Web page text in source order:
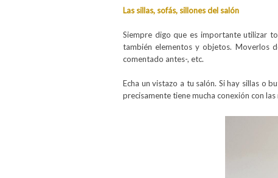
Las sillas, sofás, sillones del salón
Siempre digo que es importante utilizar
también elementos y objetos. Moverlos
comentado antes-, etc.
Echa un vistazo a tu salón. Si hay sillas o
precisamente tiene mucha conexión con